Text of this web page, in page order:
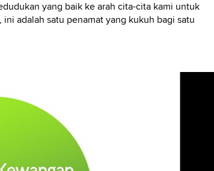
yang baik ke arah cita-cita kami untuk
adalah satu penamat yang kukuh bagi satu